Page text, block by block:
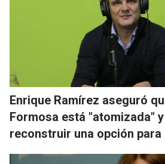
Enrique Ramírez aseguró
Formosa está "atomizada"
reconstruir una opción para